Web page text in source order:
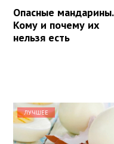
Опасные мандарины.
Кому и почему их
нельзя есть
ЛУЧШЕЕ